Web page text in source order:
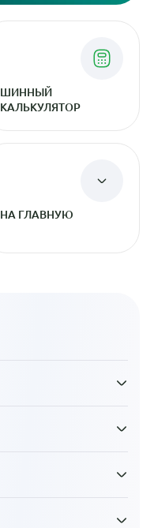
ШИННЫЙ
КАЛЬКУЛЯТОР
НА ГЛАВНУЮ